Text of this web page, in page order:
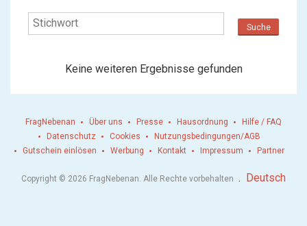
Suche
Keine weiteren Ergebnisse gefunden
FragNebenan Über uns Presse Hausordnung
Hilfe / FAQ
Datenschutz
Cookies
Nutzungsbedingungen/AGB
Gutschein einlösen
Werbung Kontakt Impressum Partner
Copyright © 2026 FragNebenan. Alle Rechte vorbehalten . Deutsch